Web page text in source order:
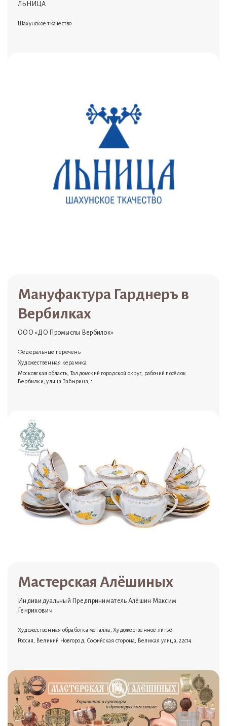
ЛЬНИЦА
Шахунское ткачество
Мануфактура Гарднеръ в
Вербилках
ООО «ДО Промыслы Вербилок»
Федеральные перечень
Художественная керамика
Московская область, Талдомский городской округ, рабочий посёлок
Вербилки, улица Забырина, 1
Мастерская Алёшиных
Индивидуальный Предприниматель Алёшин Максим
Генрихович
Художественная обработка металла, Художественное литье
Россия, Великий Новгород, Софийская сторона, Великая улица, 22с14